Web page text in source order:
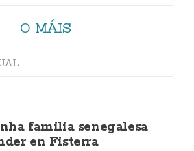
O MÁIS
familia senegalesa
en Fisterra